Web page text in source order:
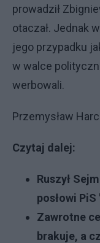
prowadził
otaczał. Jednak
jego przypadku
w walce
werbowali.
Przemysław
Czytaj dalej:
Ruszył
posłowi
Zawrotne
brakuje, a